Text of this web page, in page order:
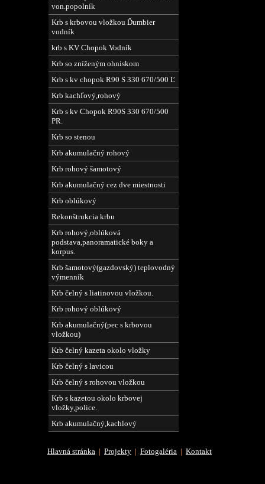
von.popolník
Krb s krbovou vložkou Ďumbier
vodník
krb s KV Chopok Vodník
Krb so zníženým ohniskom
Krb s kv chopok R90 S 330 670/500 Ľ
Krb kachľový,rohový
Krb s kv Chopok R90S 330 670/500
PR.
Krb so stenou
Krb akumulačný rohový
Krb rohový šamotový
Krb akumulačný cez dve miestnosti
Krb oblúkový
Rekonštrukcia krbu
Krb rohový,oblúková
podstava,panoramatické boky a
korpus.
Krb šamotový(gazdovský) teplovodný
výmenník
Krb čelný s liatinovou vložkou.
Krb rohový oblúkový
Krb akumulačný(pec s krbovou
vložkou)
Krb čelný kazeta okolo vložky
Krb čelný s lavicou
Krb čelný s rohovou vložkou
Krb s kazetou okolo krbovej
vložky,police.
Krb akumulačný,kachlový
Hlavná stránka | Projekty | Fotogaléria | Kontakt